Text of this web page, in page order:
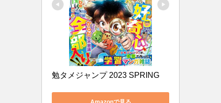
勉タメジャンプ 2023 SPRING